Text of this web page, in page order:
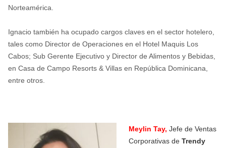
Norteamérica.
Ignacio también ha ocupado cargos claves en el sector hotelero,
tales como Director de Operaciones en el Hotel Maquis Los
Cabos; Sub Gerente Ejecutivo y Director de Alimentos y Bebidas,
en Casa de Campo Resorts & Villas en República Dominicana,
entre otros.
Meylin Tay, Jefe de Ventas
Corporativas deTrendy